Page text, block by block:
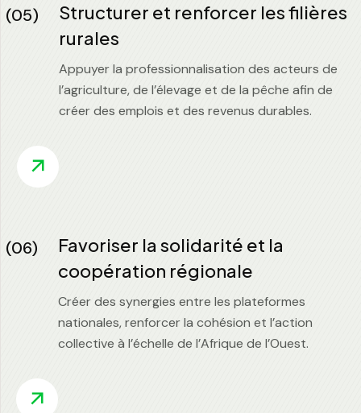
(05)
Structurer et renforcer les filières
rurales
Appuyer la professionnalisation des acteurs de
l’agriculture, de l’élevage et de la pêche afin de
créer des emplois et des revenus durables.
(06)
Favoriser la solidarité et la
coopération régionale
Créer des synergies entre les plateformes
nationales, renforcer la cohésion et l’action
collective à l’échelle de l’Afrique de l’Ouest.